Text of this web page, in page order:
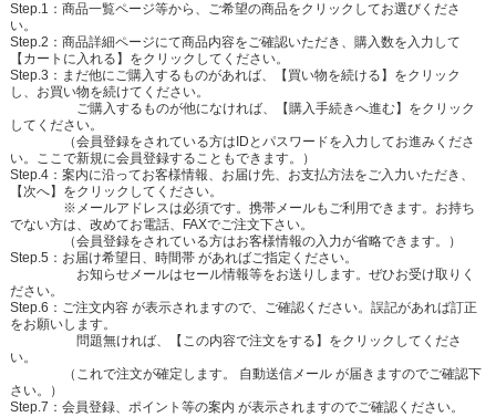
Step.1：商品一覧ページ等から、ご希望の商品をクリックしてお選びくださ
い。
Step.2：商品詳細ページにて商品内容をご確認いただき、購入数を入力して
【カートに入れる】をクリックしてください。
Step.3：まだ他にご購入するものがあれば、【買い物を続ける】をクリック
し、お買い物を続けてください。
ご購入するものが他になければ、【購入手続きへ進む】をクリック
してください。
（会員登録をされている方はIDとパスワードを入力してお進みくださ
い。ここで新規に会員登録することもできます。）
Step.4：案内に沿ってお客様情報、お届け先、お支払方法をご入力いただき、
【次へ】をクリックしてください。
※メールアドレスは必須です。携帯メールもご利用できます。お持ち
でない方は、改めてお電話、FAXでご注文下さい。
（会員登録をされている方はお客様情報の入力が省略できます。）
Step.5：お届け希望日、時間帯 があればご指定ください。
お知らせメールはセール情報等をお送りします。ぜひお受け取りく
ださい。
Step.6：ご注文内容 が表示されますので、ご確認ください。誤記があれば訂正
をお願いします。
問題無ければ、【この内容で注文をする】をクリックしてくださ
い。
（これで注文が確定します。 自動送信メール が届きますのでご確認下
さい。）
Step.7：会員登録、ポイント等の案内 が表示されますのでご確認ください。